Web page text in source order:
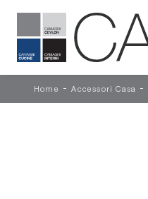
Home -Accessori Casa -